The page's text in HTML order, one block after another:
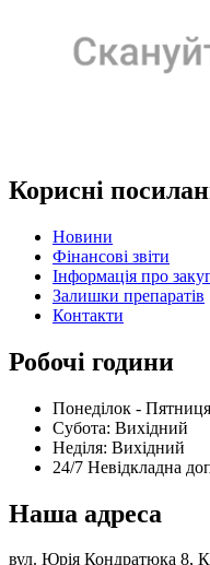
Корисні
Новини
Фінансові звіти
Інформація про
Залишки препаратів
Контакти
Робочі години
Понеділок -
Субота: Вихідний
Нeділя: Вихідний
24/7 Невідкладна
Наша адреса
вул. Юрія Кондратюка 8,